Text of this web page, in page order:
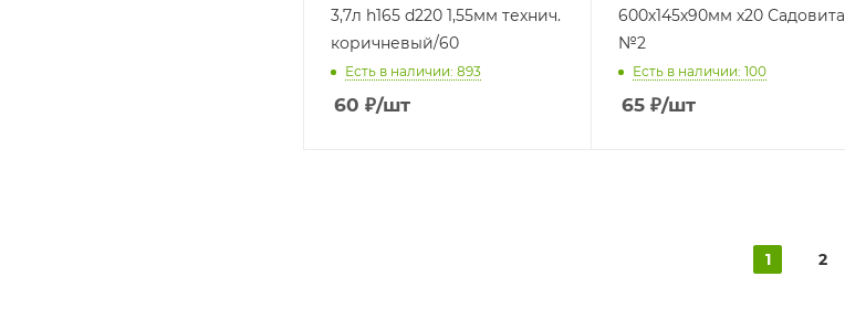
3,7л h165 d220 1,55мм технич.
коричневый/60
Есть в наличии: 893
60 ₽/шт
600х145х90мм х20 Садовита
№2
Есть в наличии: 100
65₽/шт
1 2